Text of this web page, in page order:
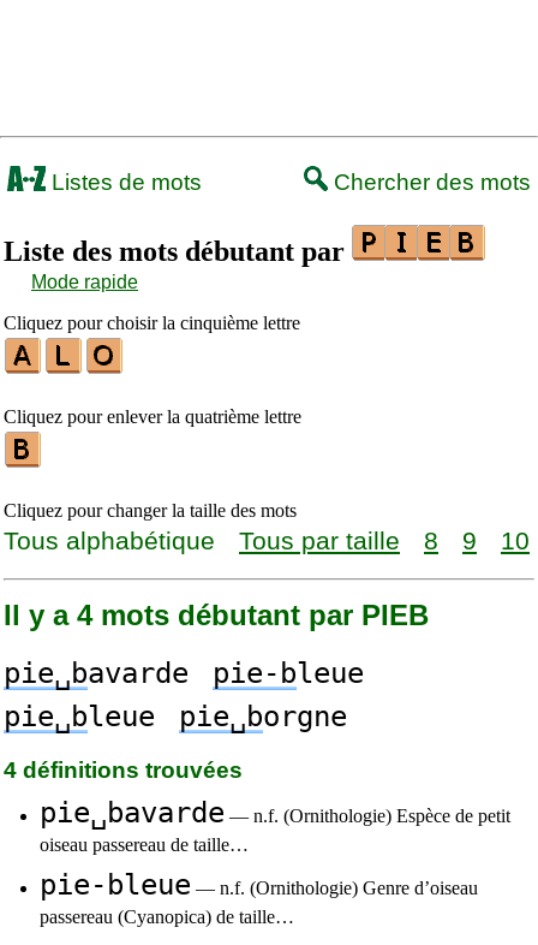
Listes de mots Chercher des mots
Liste des mots débutant par
Mode rapide
Cliquez pour choisir la cinquième lettre
Cliquez pour enlever la quatrième lettre
Cliquez pour changer la taille des mots
Tous alphabétique Tous par taille 8 9 10
Il y a 4 mots débutant par PIEB
pie␣bavarde pie-bleue
pie␣bleue pie␣borgne
4 définitions trouvées
pie␣bavarde — n.f. (Ornithologie) Espèce de petit
oiseau passereau de taille…
pie-bleue — n.f. (Ornithologie) Genre d’oiseau
passereau (Cyanopica) de taille…